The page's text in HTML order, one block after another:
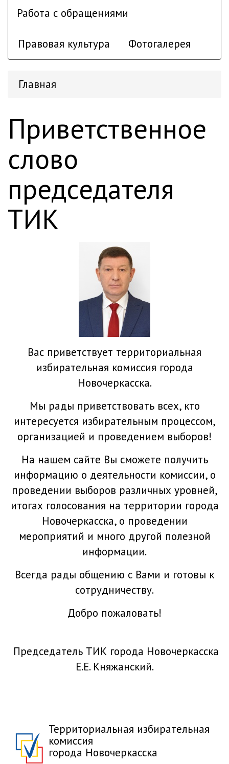
Работа с обращениями
Правовая культура Фотогалерея
Главная
Приветственное
слово
председателя
ТИК
Вас приветствует территориальная
избирательная комиссия города
Новочеркасска.
Мы рады приветствовать всех, кто
интересуется избирательным процессом,
организацией и проведением выборов!
На нашем сайте Вы сможете получить
информацию о деятельности комиссии, о
проведении выборов различных уровней,
итогах голосования на территории города
Новочеркасска, о проведении
мероприятий и много другой полезной
информации.
Всегда рады общению с Вами и готовы к
сотрудничеству.
Добро пожаловать!
Председатель ТИК города Новочеркасска
Е.Е. Княжанский.
Территориальная избирательная
комиссия
города Новочеркасска